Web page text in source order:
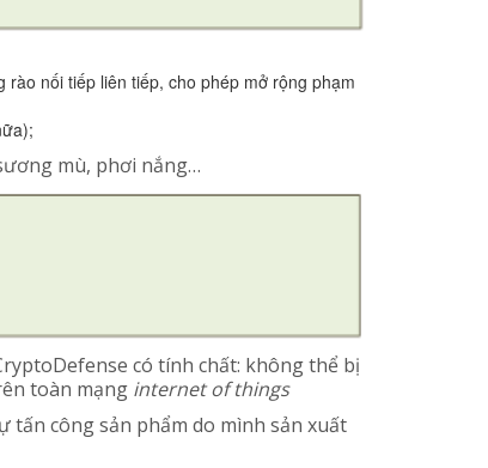
nối tiếp liên tiếp, cho phép mở rộng phạm
mù, phơi nắng…
có tính chất: không thể bị
toàn mạng internet of things
tấn công sản phẩm do mình sản xuất